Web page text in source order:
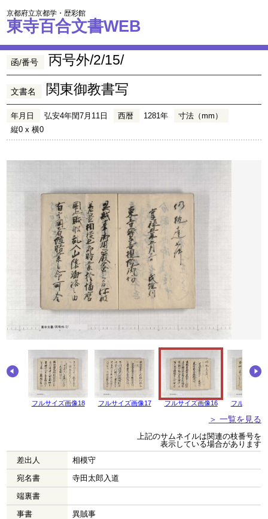
京都府立京都学・歴彩館
東寺百合文書WEB
函/番号 丙号外/2/15/
文書名 関東御教書写
年月日 弘安4年閏7月11日 西暦 1281年
寸法（mm）
縦0 x 横0
フルサイズ画像18 フルサイズ画像17 フルサイズ画像16 フルサイズ
＞ 一覧を見る
上記のサムネイルは関連の枝番号を
表示している場合があります
差出人
相模守
宛名書
寺田太郎入道
端裏書
事書
異賊事